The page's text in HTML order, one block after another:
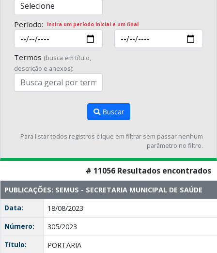
Período: Insira um período inicial e um final
Termos (busca em título,
descrição e anexos):
Buscar
Para listar todos registros clique em filtrar sem passar nenhum
parâmetro no filtro.
# 11056 Resultados encontrados
PUBLICAÇÕES: SEMUS - SECRETARIA MUNICIPAL DE SAÚDE
Data:
18/08/2023
Número:
305/2023
Título:
PORTARIA